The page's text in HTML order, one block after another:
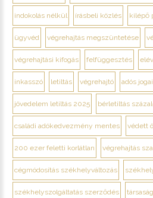
indokolás nélkül írásbeli közlés kilépő
ügyvéd végrehajtás megszüntetése
végrehajtási kifogás felfüggesztés
inkasszó letiltás végrehajtó adós jogai
jövedelem letiltás 2025 bérletiltás
családi adókedvezmény mentes védett
200 ezer feletti korlátlan végrehajtás
cégmódosítás székhelyváltozás
székhelyszolgáltatás szerződés